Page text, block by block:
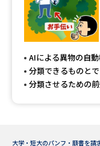
新生活お役立ちガイド
学
AIによる異物の自
分類できるものと
分類させるための
大学・短大のパンフ・願書を請